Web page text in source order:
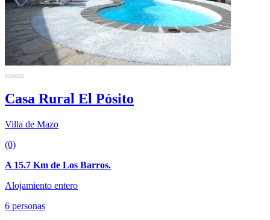
Casa Rural El Pósito
Villa de Mazo
(0)
A 15.7 Km de Los Barros.
Alojamiento entero
6 personas